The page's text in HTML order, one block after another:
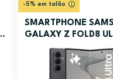
-5% em talão
SMARTPHONE
GALAXY Z FOLD8
512 GRAFITE